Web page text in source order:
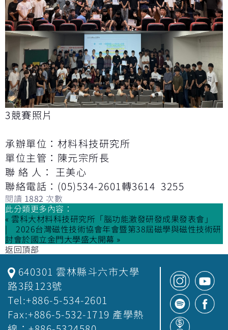
3競賽照片
承辦單位：材料科技研究所
單位主管：陳元宗所長
聯 絡 人： 王美心
聯絡電話：(05)534-2601轉3614 3255
閱讀 1882 次數
此分類更多內容：
« 雲科大材料科技研究所「腦功能激發研發成果發表會」
2026台灣磁性技術協會年會暨第38屆磁學與磁性技術研
討會於國立金門大學盛大開幕 »
返回頂部
640301 雲林縣斗六市大學
路3段123號
Tel:+886-5-534-2601
Fax:+886-5-532-1719 產學熱